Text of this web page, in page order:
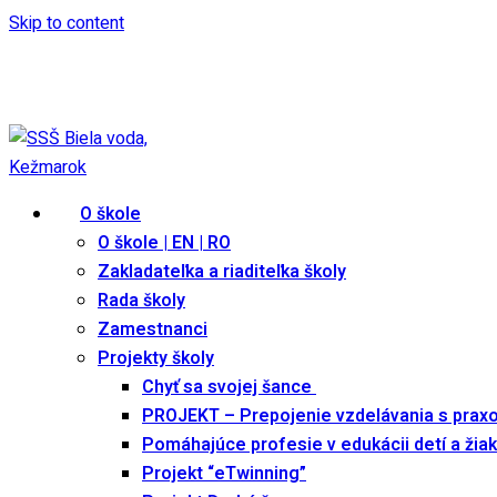
Skip to content
O škole
O škole | EN | RO
Zakladateľka a riaditeľka školy
Rada školy
Zamestnanci
Projekty školy
Chyť sa svojej šance
PROJEKT – Prepojenie vzdelávania s
Pomáhajúce profesie v edukácii detí a
Projekt “eTwinning”